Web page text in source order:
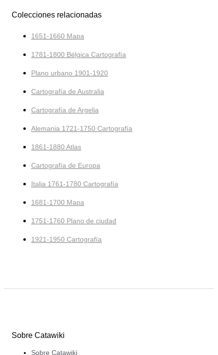
Colecciones relacionadas
1651-1660 Mapa
1781-1800 Bélgica Cartografía
Plano urbano 1901-1920
Cartografía de Australia
Cartografía de Argelia
Alemania 1721-1750 Cartografía
1861-1880 Atlas
Cartografía de Europa
Italia 1761-1780 Cartografía
1681-1700 Mapa
1751-1760 Plano de ciudad
1921-1950 Cartografía
Sobre Catawiki
Sobre Catawiki